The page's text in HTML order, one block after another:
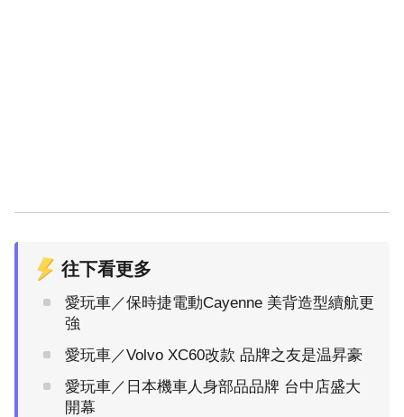
往下看更多
愛玩車／保時捷電動Cayenne 美背造型續航更
強
愛玩車／Volvo XC60改款 品牌之友是温昇豪
愛玩車／日本機車人身部品品牌 台中店盛大
開幕